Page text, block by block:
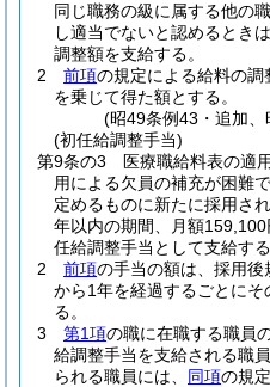
同じ職務の級に属する他の
し適当でないと認めるとき
調整額を支給する。
2
前項の規定による給料の
を乗じて得た額とする。
(昭49条例43・追加
(初任給調整手当)
第9条の3
医療職給料表の適
用による欠員の補充が困難
定めるものに新たに採用さ
年以内の期間、月額
任給調整手当として支給する
2
前項の手当の額は、採用後
から1年を経過するごとに
る。
3
第1項の職に在職する職員
給調整手当を支給される職
られる職員には、 同項の規